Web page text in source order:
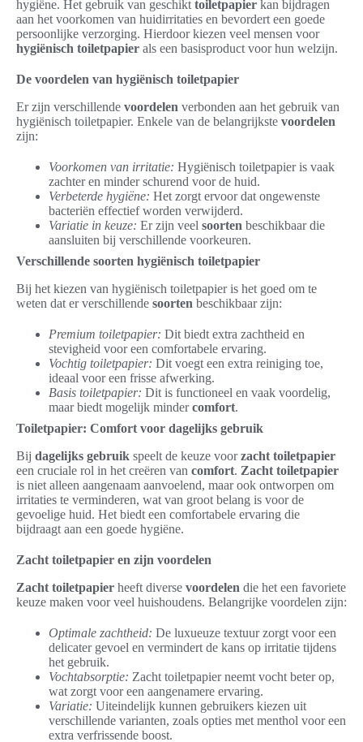
hygiëne. Het gebruik van geschikt toiletpapier kan bijdragen
aan het voorkomen van huidirritaties en bevordert een goede
persoonlijke verzorging. Hierdoor kiezen veel mensen voor
hygiënisch toiletpapier als een basisproduct voor hun welzijn.
De voordelen van hygiënisch toiletpapier
Er zijn verschillende voordelen verbonden aan het gebruik van
hygiënisch toiletpapier. Enkele van de belangrijkste voordelen
zijn:
Voorkomen van irritatie: Hygiënisch toiletpapier is vaak
zachter en minder schurend voor de huid.
Verbeterde hygiëne: Het zorgt ervoor dat ongewenste
bacteriën effectief worden verwijderd.
Variatie in keuze: Er zijn veel soorten beschikbaar die
aansluiten bij verschillende voorkeuren.
Verschillende soorten hygiënisch toiletpapier
Bij het kiezen van hygiënisch toiletpapier is het goed om te
weten dat er verschillende soorten beschikbaar zijn:
Premium toiletpapier: Dit biedt extra zachtheid en
stevigheid voor een comfortabele ervaring.
Vochtig toiletpapier: Dit voegt een extra reiniging toe,
ideaal voor een frisse afwerking.
Basis toiletpapier: Dit is functioneel en vaak voordelig,
maar biedt mogelijk mindercomfort.
Toiletpapier: Comfort voor dagelijks gebruik
Bij dagelijks gebruik speelt de keuze voorzacht toiletpapier
een cruciale rol in het creëren van comfort. Zacht toiletpapier
is niet alleen aangenaam aanvoelend, maar ook ontworpen om
irritaties te verminderen, wat van groot belang is voor de
gevoelige huid. Het biedt een comfortabele ervaring die
bijdraagt aan een goede hygiëne.
Zacht toiletpapier en zijn voordelen
Zacht toiletpapier heeft diverse voordelen die het een favoriete
keuze maken voor veel huishoudens. Belangrijke voordelen zijn:
Optimale zachtheid: De luxueuze textuur zorgt voor een
delicater gevoel en vermindert de kans op irritatie tijdens
het gebruik.
Vochtabsorptie: Zacht toiletpapier neemt vocht beter op,
wat zorgt voor een aangenamere ervaring.
Variatie: Uiteindelijk kunnen gebruikers kiezen uit
verschillende varianten, zoals opties met menthol voor een
extra verfrissende boost.